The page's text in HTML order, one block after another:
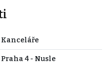
Kanceláře
Praha 4 - Nusle